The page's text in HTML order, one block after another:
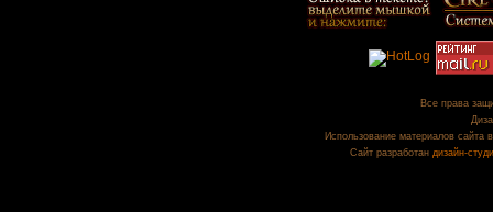
Все права
Использование материалов сайта
Сайт разработан дизайн-